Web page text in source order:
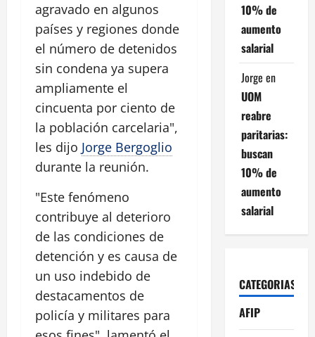
agravado en algunos
países y regiones donde
el número de detenidos
sin condena ya supera
ampliamente el
cincuenta por ciento de
la población carcelaria",
les dijo Jorge Bergoglio
durante la reunión.
"Este fenómeno
contribuye al deterioro
de las condiciones de
detención y es causa de
un uso indebido de
destacamentos de
policía y militares para
10% de
aumento
salarial
Jorge en
UOM
reabre
paritarias:
buscan
10% de
aumento
salarial
CATEGORIAS
AFIP